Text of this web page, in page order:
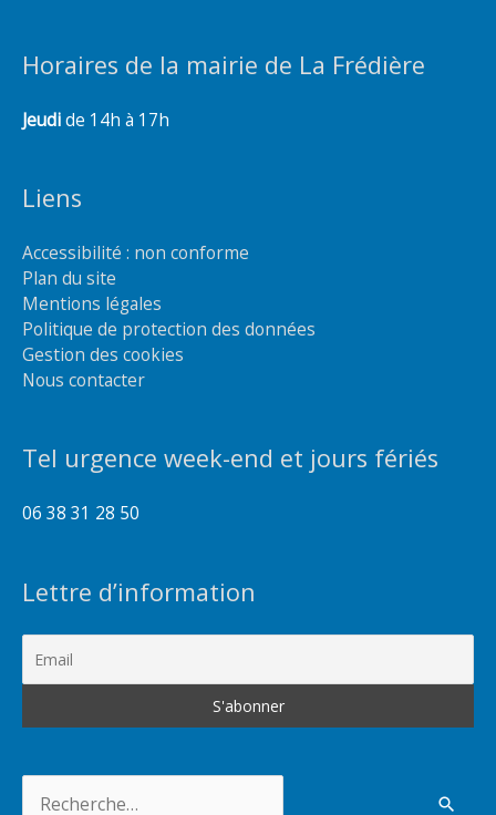
Horaires de la mairie de La Frédière
Jeudide 14h à 17h
Liens
Accessibilité : non conforme
Plan du site
Mentions légales
Politique de protection des données
Gestion des cookies
Nous contacter
Tel urgence week-end et jours fériés
06 38 31 28 50
Lettre d’information